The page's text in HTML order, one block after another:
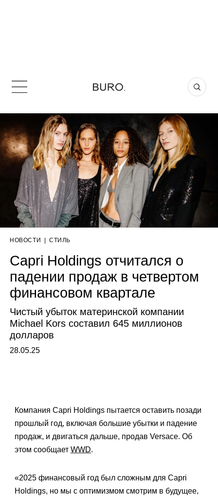
НОВОСТИ СТИЛЬ
Capri Holdings отчитался о
падении продаж в четвертом
финансовом квартале
Чистый убыток материнской компании
Michael Kors составил 645 миллионов
долларов
28.05.25
Компания Capri Holdings пытается оставить позади
прошлый год, включая большие убытки и падение
продаж, и двигаться дальше, продав Versace. Об
этом сообщает WWD.
«2025 финансовый год был сложным для Capri
Holdings, но мы с оптимизмом смотрим в будущее,